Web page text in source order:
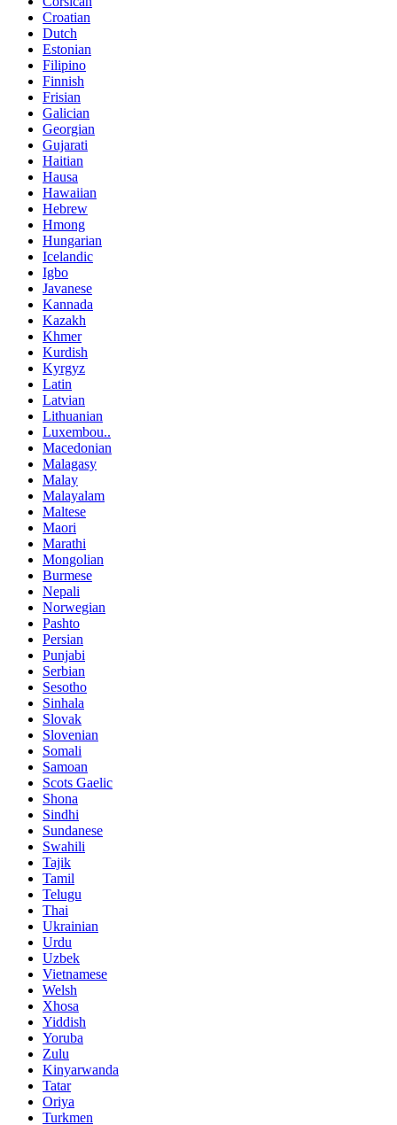
Croatian
Dutch
Estonian
Filipino
Finnish
Frisian
Galician
Georgian
Gujarati
Haitian
Hausa
Hawaiian
Hebrew
Hmong
Hungarian
Icelandic
Igbo
Javanese
Kannada
Kazakh
Khmer
Kurdish
Kyrgyz
Latin
Latvian
Lithuanian
Luxembou..
Macedonian
Malagasy
Malay
Malayalam
Maltese
Maori
Marathi
Mongolian
Burmese
Nepali
Norwegian
Pashto
Persian
Punjabi
Serbian
Sesotho
Sinhala
Slovak
Slovenian
Somali
Samoan
Scots Gaelic
Shona
Sindhi
Sundanese
Swahili
Tajik
Tamil
Telugu
Thai
Ukrainian
Urdu
Uzbek
Vietnamese
Welsh
Xhosa
Yiddish
Yoruba
Zulu
Kinyarwanda
Tatar
Oriya
Turkmen